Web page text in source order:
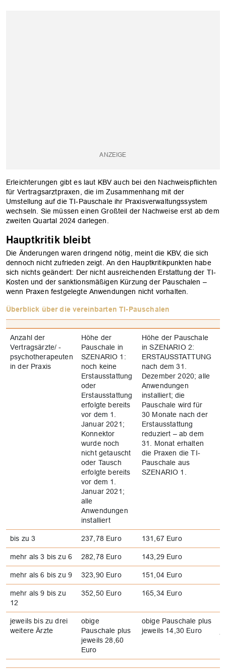
OK
Erleichterungen gibt es laut KBV auch bei den Nachweispflichten
für Vertragsarztpraxen, die im Zusammenhang mit der
Umstellung auf die TI-Pauschale ihr Praxisverwaltungssystem
wechseln. Sie müssen einen Großteil der Nachweise erst ab dem
zweiten Quartal 2024 darlegen.
Hauptkritik bleibt
Die Änderungen waren dringend nötig, meint die KBV, die sich
dennoch nicht zufrieden zeigt. An den Hauptkritikpunkten habe
sich nichts geändert: Der nicht ausreichenden Erstattung der TI-
Kosten und der sanktionsmäßigen Kürzung der Pauschalen –
wenn Praxen festgelegte Anwendungen nicht vorhalten.
Überblick über die vereinbarten TI-Pauschalen
Anzahl der
Vertragsärzte/ -
psychotherapeuten
in der Praxis
Höhe der
Pauschale in
SZENARIO 1:
noch keine
Erstausstattung
oder
Erstausstattung
erfolgte bereits
vor dem 1.
Januar 2021;
Konnektor
wurde noch
nicht getauscht
oder Tausch
erfolgte bereits
vor dem 1.
Januar 2021;
alle
Anwendungen
installiert
Höhe der Pauschale
in SZENARIO 2:
ERSTAUSSTATTUNG
nach dem 31.
Dezember 2020; alle
Anwendungen
installiert; die
Pauschale wird für
30 Monate nach der
Erstausstattung
reduziert – ab dem
31. Monat erhalten
die Praxen die TI-
Pauschale aus
SZENARIO 1.
bis zu 3 237,78 Euro 131,67 Euro
mehr als 3 bis zu 6 282,78 Euro 143,29 Euro
mehr als 6 bis zu 9 323,90 Euro 151,04 Euro
mehr als 9 bis zu
12
352,50 Euro 165,34 Euro
jeweils bis zu drei
weitere Ärzte
obige
Pauschale plus
jeweils 28,60
Euro
obige Pauschale plus
jeweils 14,30 Euro